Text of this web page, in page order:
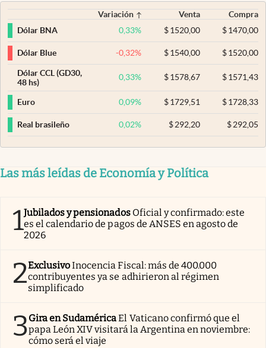
Variación Venta
Compra
Dólar BNA
0,33% $ 1520,00 $1470,00
Dólar Blue -0,32% $ 1540,00 $1520,00
Dólar CCL (GD30,
48 hs)
0,33% $ 1578,67 $1571,43
Euro 0,09% $ 1729,51 $1728,33
Real brasileño 0,02% $ 292,20 $292,05
Las más leídas de Economía y Política
1Jubilados y pensionados Oficial y confirmado: este
es el calendario de pagos de ANSES en agosto de
2026
2ExclusivoInocencia Fiscal: más de 400.000
contribuyentes ya se adhirieron al régimen
simplificado
3Gira en SudaméricaEl Vaticano confirmó que el
papa León XIV visitará la Argentina en noviembre:
cómo será el viaje